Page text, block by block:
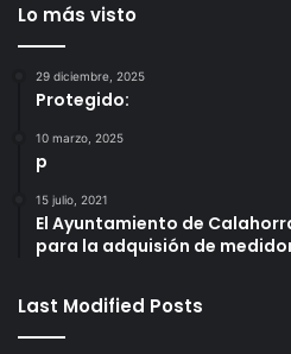
Lo más visto
29 diciembre, 2025
Protegido:
10 marzo, 2025
p
15 julio, 2021
El Ayuntamiento de
para la adquisión de
Last Modified Posts